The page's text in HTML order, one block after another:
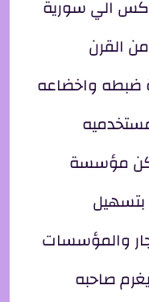
الي سورية
القرن
ضبطه واخضاعه
مؤسسة
بتسهيل
والمؤسسات
صاحبه